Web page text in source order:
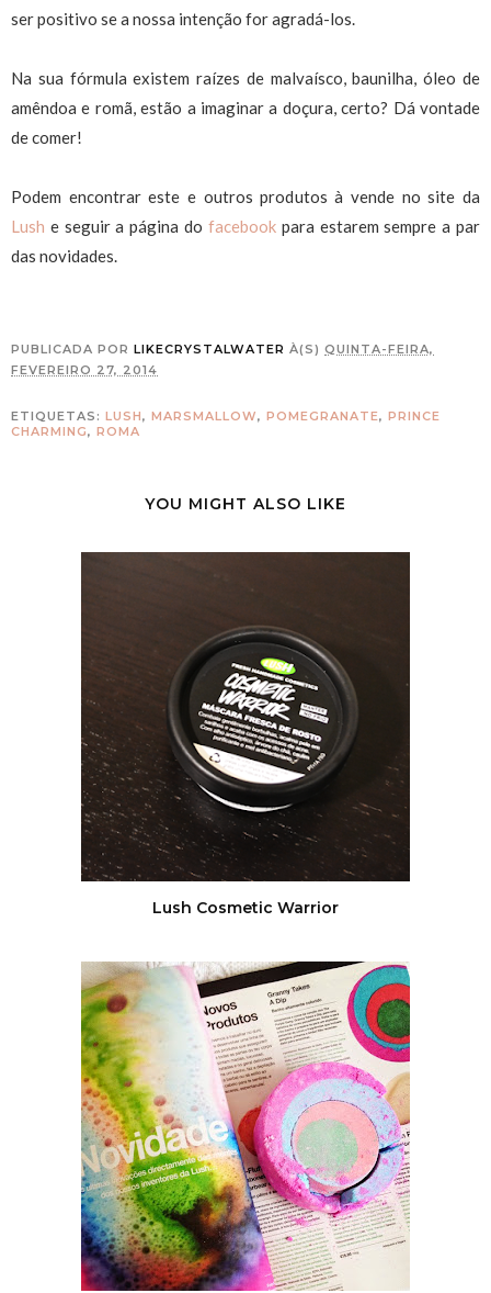
ser positivo se a nossa intenção for agradá-los.
Na sua fórmula existem raízes de malvaísco, baunilha, óleo de
amêndoa e romã, estão a imaginar a doçura, certo? Dá vontade
de comer!
Podem encontrar este e outros produtos à vende no site da
Lush e seguir a página do facebookpara estarem sempre a par
das novidades.
PUBLICADA POR LIKECRYSTALWATER À(S) QUINTA-FEIRA,
FEVEREIRO 27, 2014
ETIQUETAS: LUSH, MARSMALLOW, POMEGRANATE, PRINCE
CHARMING, ROMA
YOU MIGHT ALSO LIKE
Lush Cosmetic Warrior